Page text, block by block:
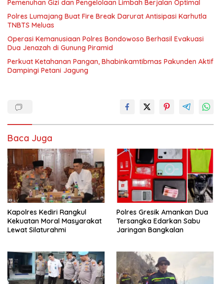
Pemenuhan Gizi dan Pengelolaan Limbah Berjalan Optimal
Polres Lumajang Buat Fire Break Darurat Antisipasi Karhutla
TNBTS Meluas
Operasi Kemanusiaan Polres Bondowoso Berhasil Evakuasi
Dua Jenazah di Gunung Piramid
Perkuat Ketahanan Pangan, Bhabinkamtibmas Pakunden Aktif
Dampingi Petani Jagung
Baca Juga
Kapolres Kediri Rangkul
Kekuatan Moral Masyarakat
Lewat Silaturahmi
Polres Gresik Amankan Dua
Tersangka Edarkan Sabu
Jaringan Bangkalan